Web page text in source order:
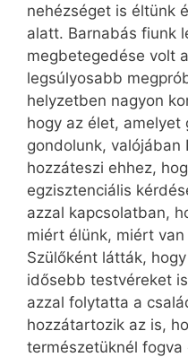
nehézséget is éltünk
alatt. Barnabás fiunk
megbetegedése volt
legsúlyosabb
helyzetben nagyon
hogy az élet, amelyet
gondolunk, valójában
hozzáteszi ehhez,
egzisztenciális
azzal kapcsolatban,
miért élünk, miért
Szülőként látták,
idősebb testvéreket
azzal folytatta a
hozzátartozik az is,
természetüknél fogva